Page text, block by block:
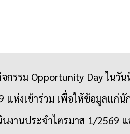
กรรม Opportunity Day ในวั
ห่งเข้าร่วม เพื่อให้ข้อมูลแก่นั
งานประจำไตรมาส 1/2569